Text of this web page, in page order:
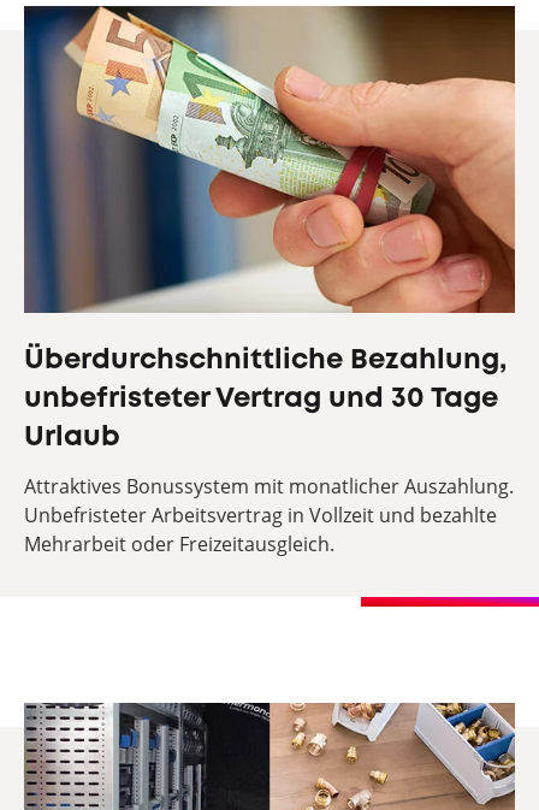
Überdurchschnittliche Bezahlung,
unbefristeter Vertrag und 30 Tage
Urlaub
Attraktives Bonussystem mit monatlicher Auszahlung.
Unbefristeter Arbeitsvertrag in Vollzeit und bezahlte
Mehrarbeit oder Freizeitausgleich.